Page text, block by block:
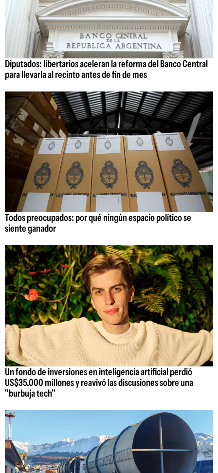
Diputados: libertarios aceleran la reforma del Banco Central
para llevarla al recinto antes de fin de mes
Todos preocupados: por qué ningún espacio político se
siente ganador
Un fondo de inversiones en inteligencia artificial perdió
US$35.000 millones y reavivó las discusiones sobre una
"burbuja tech"